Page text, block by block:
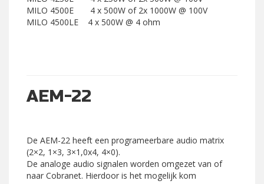
MILO 4500E 4 x 500W of 2x 1000W @ 100V
MILO 4500LE 4 x 500W @ 4 ohm
AEM-22
De AEM-22 heeft een programeerbare audio matrix
(2×2, 1×3, 3×1,0x4, 4×0).
De analoge audio signalen worden omgezet van of
naar Cobranet. Hierdoor is het mogelijk kom